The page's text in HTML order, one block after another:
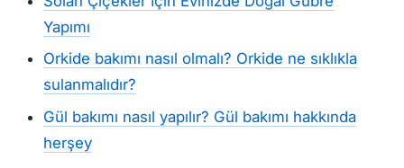
Yapımı
Orkide bakımı nasıl olmalı? Orkide ne sıklıkla
sulanmalıdır?
Gül bakımı nasıl yapılır? Gül bakımı hakkında
herşey